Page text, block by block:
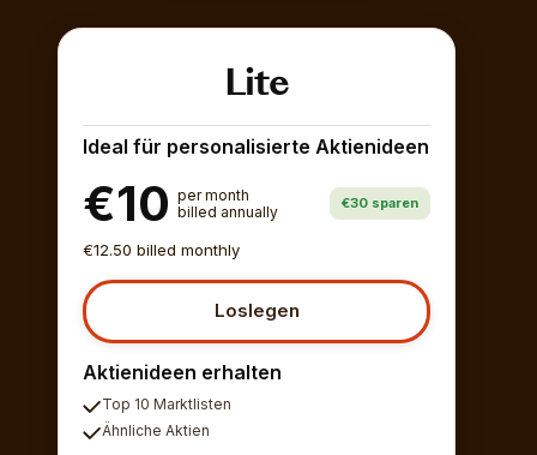
Lite
Ideal für personalisierte Aktienideen
€10 per month
billed annually
€30 sparen
€12.50 billed monthly
Loslegen
Aktienideen erhalten
Top 10 Marktlisten
Ähnliche Aktien